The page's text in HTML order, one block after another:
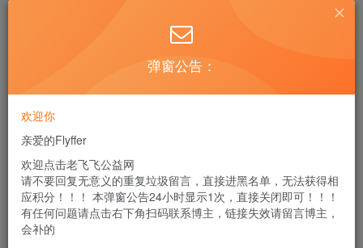
2021.05.11日更新：暂时取消共享
今天来分享一款v19的转生端，废话少说，直接开干
特别声明：
在写此文之前，特别声明一下：我所发布的一键端，都是自
弹窗公告：
欢迎你
亲爱的Flyffer
欢迎点击老飞飞公益网
请不要回复无意义的重复垃圾留言，直接进黑名单，无法获得相
应积分！！！ 本弹窗公告24小时显示1次，直接关闭即可！！！
有任何问题请点击右下角扫码联系博主，链接失效请留言博主，
会补的